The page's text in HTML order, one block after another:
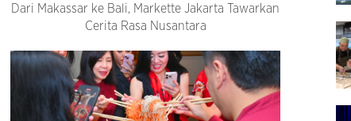
Dari Makassar ke Bali, Markette Jakarta Tawarkan
Cerita Rasa Nusantara